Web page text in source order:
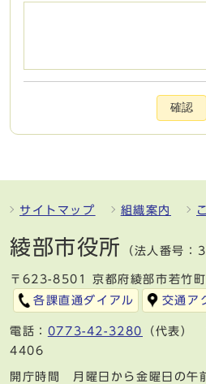
確認
サイトマップ 組織案内
綾部市役所 （法人番号
〒623-8501 京都府綾部市若竹町
各課直通ダイアル
交通ア
電話： 0773-42-3280
（代表
4406
開庁時間 月曜日から金曜日の午